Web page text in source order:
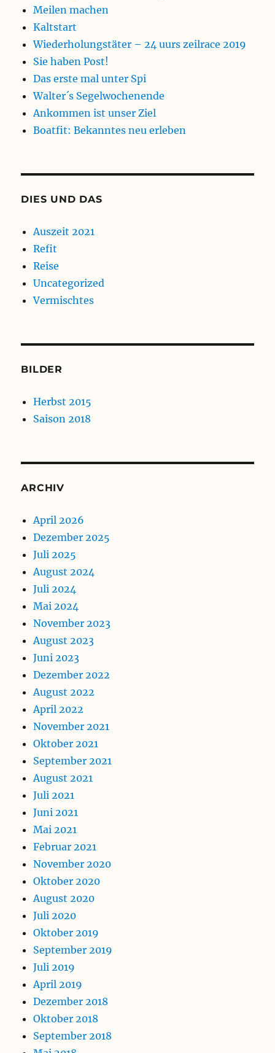
Meilen machen
Kaltstart
Wiederholungstäter – 24 uurs zeilrace 2019
Sie haben Post!
Das erste mal unter Spi
Walter´s Segelwochenende
Ankommen ist unser Ziel
Boatfit: Bekanntes neu erleben
DIES UND DAS
Auszeit 2021
Refit
Reise
Uncategorized
Vermischtes
BILDER
Herbst 2015
Saison 2018
ARCHIV
April 2026
Dezember 2025
Juli 2025
August 2024
Juli 2024
Mai 2024
November 2023
August 2023
Juni 2023
Dezember 2022
August 2022
April 2022
November 2021
Oktober 2021
September 2021
August 2021
Juli 2021
Juni 2021
Mai 2021
Februar 2021
November 2020
Oktober 2020
August 2020
Juli 2020
Oktober 2019
September 2019
Juli 2019
April 2019
Dezember 2018
Oktober 2018
September 2018